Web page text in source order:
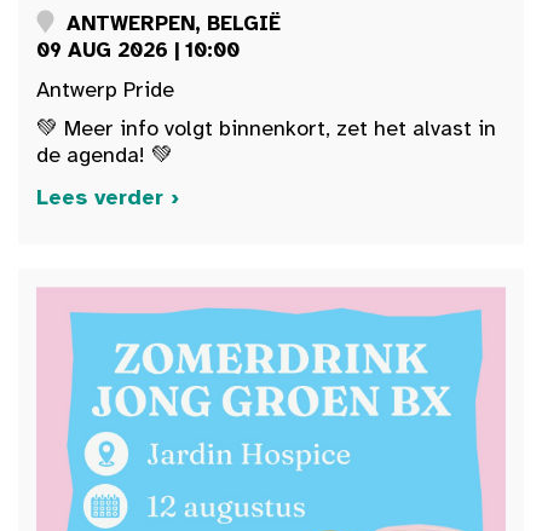
ANTWERPEN, BELGIË
09 AUG 2026 | 10:00
Antwerp Pride
💚 Meer info volgt binnenkort, zet het alvast in
de agenda! 💚
Lees verder ›